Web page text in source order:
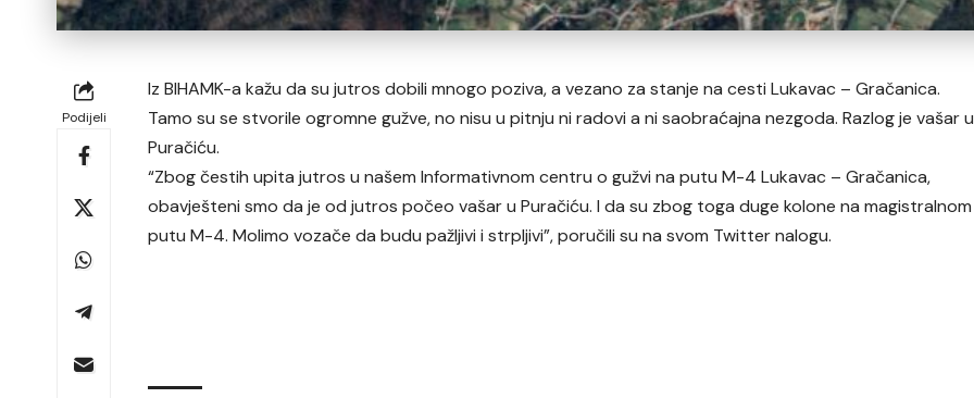
Podijeli
Iz BIHAMK-a kažu da su jutros dobili mnogo poziva, a vezano za stanje na cesti Lukavac – Gračanica.
Tamo su se stvorile ogromne gužve, no nisu u pitnju ni radovi a ni saobraćajna nezgoda. Razlog je vašar u
Puračiću.
“Zbog čestih upita jutros u našem Informativnom centru o gužvi na putu M-4 Lukavac – Gračanica,
obavješteni smo da je od jutros počeo vašar u Puračiću. I da su zbog toga duge kolone na magistralnom
putu M-4. Molimo vozače da budu pažljivi i strpljivi”, poručili su na svom Twitter nalogu.